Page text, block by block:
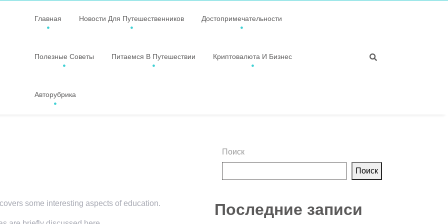
Главная Новости Для Путешественников Достопримечательности
Полезные Советы Питаемся В Путешествии Криптовалюта И Бизнес
Авторубрика
some interesting aspects of education.
Поиск
Поиск
Последние записи